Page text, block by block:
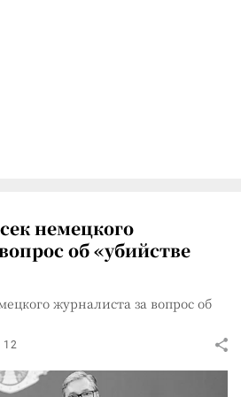
немецкого
об «убийстве
журналиста за вопрос об
12